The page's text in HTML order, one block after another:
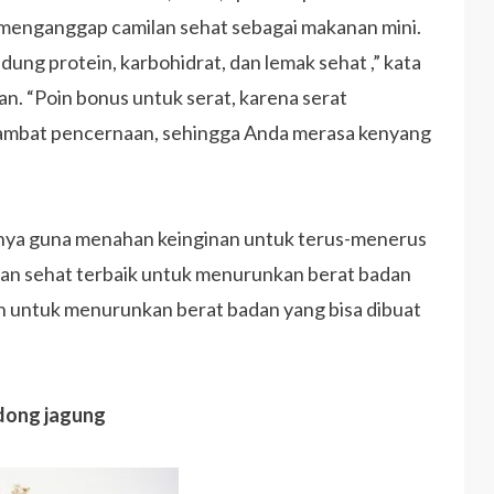
camilan sehat sebagai makanan mini.
protein, karbohidrat, dan lemak sehat ,” kata
“Poin bonus untuk serat, karena serat
pencernaan, sehingga Anda merasa kenyang
guna menahan keinginan untuk terus-menerus
sehat terbaik untuk menurunkan berat badan
untuk menurunkan berat badan yang bisa dibuat
jagung